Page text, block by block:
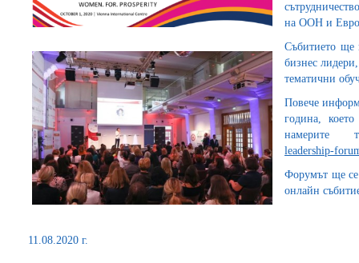
на ООН и
Събитието ще
бизнес
тематични
Повече
година,
leadership-
Форумът ще се
онлайн
11.08.2020 г.